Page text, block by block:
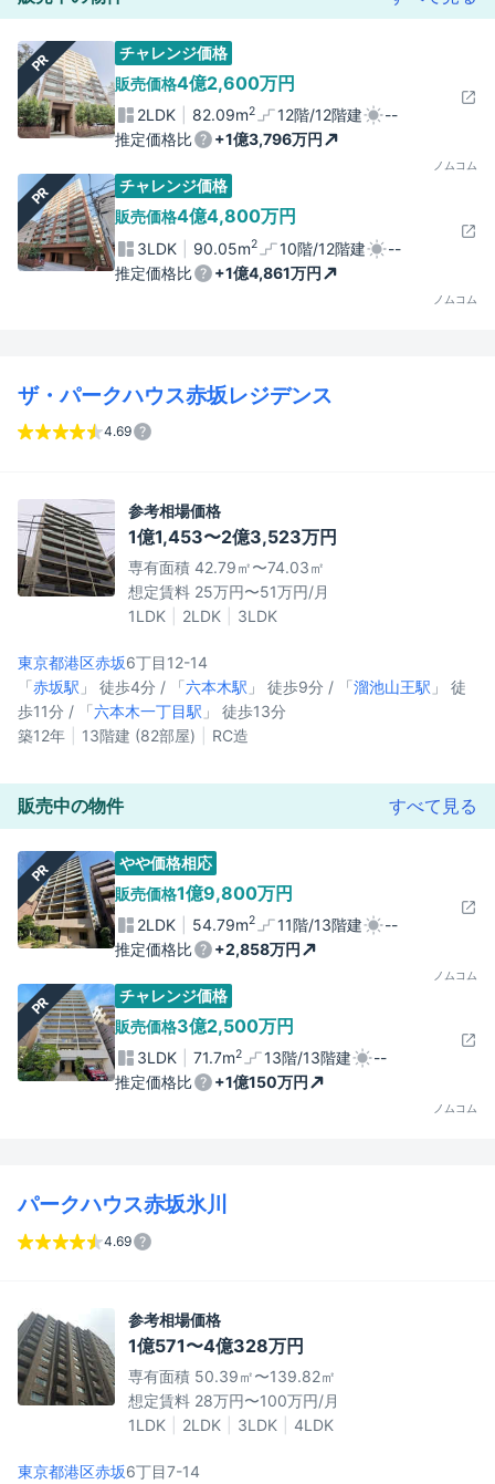
PR
チャレンジ価格
販売価格4億2,600万円
2LDK 82.09m2 12階/12階建
--
推定価格比
+1億3,796万円
ノムコム
PR
チャレンジ価格
販売価格4億4,800万円
3LDK 90.05m2 10階/12階建
--
推定価格比
+1億4,861万円
ノムコム
ザ・パークハウス赤坂レジデンス
4.69
参考相場価格
1億1,453〜2億3,523万円
専有面積 42.79㎡〜74.03㎡
想定賃料 25万円〜51万円/月
1LDK
2LDK 3LDK
東京都港区赤坂6丁目12-14
「赤坂駅 」 徒歩4分 / 「六本木駅 」 徒歩9分 / 「溜池山王駅 」 徒
歩11分 / 「六本木一丁目駅 」 徒歩13分
築12年
13階建 (82部屋) RC造
販売中の物件 すべて見る
PR
やや価格相応
販売価格1億9,800万円
2LDK 54.79m2 11階/13階建
--
推定価格比
+2,858万円
ノムコム
PR
チャレンジ価格
販売価格3億2,500万円
3LDK 71.7m2 13階/13階建
--
推定価格比
+1億150万円
ノムコム
パークハウス赤坂氷川
4.69
参考相場価格
1億571〜4億328万円
専有面積 50.39㎡〜139.82㎡
想定賃料 28万円〜100万円/月
1LDK
2LDK 3LDK 4LDK
東京都港区赤坂6丁目7-14